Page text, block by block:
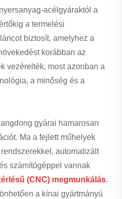
acélgyáraktól a
a termelési
biztosít, amelyhez a
korábban az
vezérelték, most azonban a
a minőség és a
gyárai hamarosan
Ma a fejlett műhelyek
automatizált
számítógéppel vannak
(CNC) megmunkálás.
a kínai gyártmányú